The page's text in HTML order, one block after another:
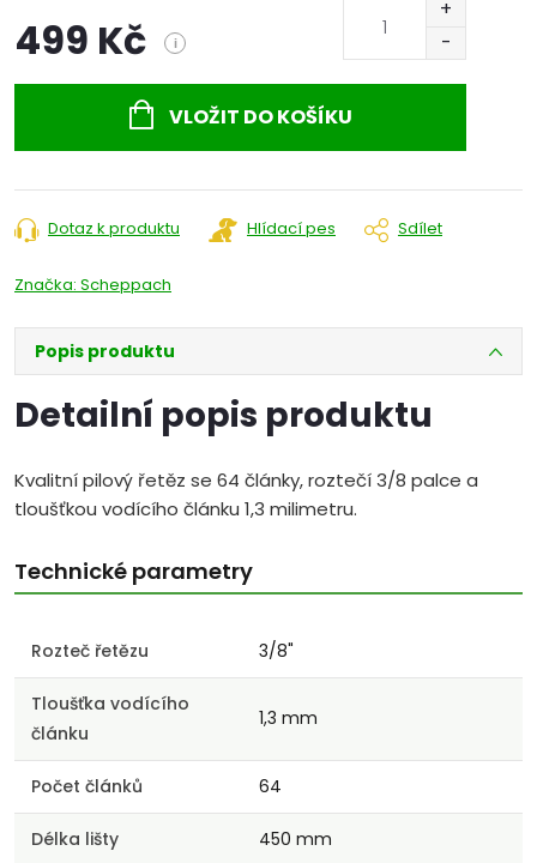
499 Kč i
VLOŽIT DO KOŠÍKU
Dotaz k produktu Hlídací pes Sdílet
Značka: Scheppach
Popis produktu
Detailní popis produktu
Kvalitní pilový řetěz se 64 články, roztečí 3/8 palce a
tloušťkou vodícího článku 1,3 milimetru.
Technické parametry
Rozteč řetězu 3/8"
Tloušťka vodícího
článku
1,3 mm
Počet článků 64
Délka lišty 450 mm